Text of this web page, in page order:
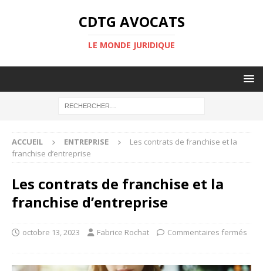
CDTG AVOCATS
LE MONDE JURIDIQUE
ACCUEIL ENTREPRISE
Les contrats de franchise et la
franchise d’entreprise
Les contrats de franchise et la
franchise d’entreprise
octobre 13, 2023 Fabrice Rochat Commentaires fermés